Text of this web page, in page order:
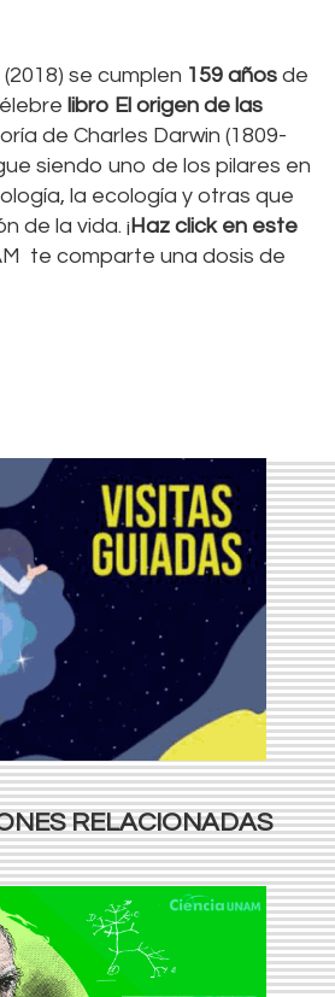
(2018) se cumplen 159 años de
libro El origen de las
de Charles Darwin (1809-
siendo uno de los pilares en
la ecología y otras que
de la vida. ¡ Haz click en este
te comparte una dosis de
RELACIONADAS